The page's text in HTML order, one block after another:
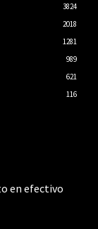
3824
2018
1281
989
621
116
en efectivo